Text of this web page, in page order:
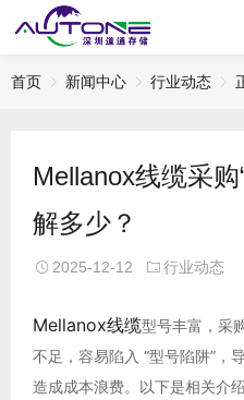
首页 新闻中心 行业动态
Mellanox线缆采
解多少？
2025-12-12 行业动态
Mellanox线缆型号丰富，采
不足，容易陷入 “型号陷阱”，
造成成本浪费。以下是相关介